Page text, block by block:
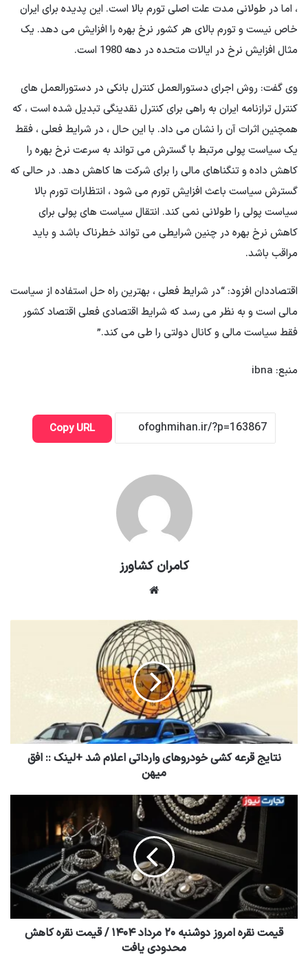
، اما در طولانی مدت علت اصلی تورم بالا است. این پدیده برای ایران
خاص نیست و تورم بالای هر کشور نرخ بهره را افزایش می دهد. یک
مثال افزایش نرخ در ایالات متحده در دهه 1980 است.
وی گفت: روش اجرای دستورالعمل کنترل بانکی در دستورالعمل های
کنترل ترازنامه ایران به راهی برای کنترل نقدینگی تبدیل شده است ، که
همچنین اثرات آن را نشان می داد. با این حال ، در شرایط فعلی ، فقط
یک سیاست پولی مرتبط با گسترش می تواند به سرعت نرخ بهره را
کاهش داده و تنگناهای مالی را برای شرکت ها کاهش دهد. در حالی که
گسترش سیاست باعث افزایش تورم می شود ، انتظارات تورم بالا
سیاست پولی را طولانی نمی کند. انتقال سیاست های پولی برای
کاهش نرخ بهره در چنین شرایطی می تواند خطرناک باشد و باید
مراقب باشد.
اقتصاددان افزود: “در شرایط فعلی ، بهترین راه حل استفاده از سیاست
مالی است و به نظر می رسد که شرایط اقتصادی فعلی اقتصاد کشور
فقط سیاست مالی و کانال دولتی را طی می کند.”
منبع: ibna
Copy URL
کامران کشاورز
نتایج قرعه کشی خودروهای وارداتی اعلام شد +لینک :: افق
میهن
قیمت نقره امروز دوشنبه ۲۰ مرداد ۱۴۰۴ / قیمت نقره کاهش
محدودی یافت